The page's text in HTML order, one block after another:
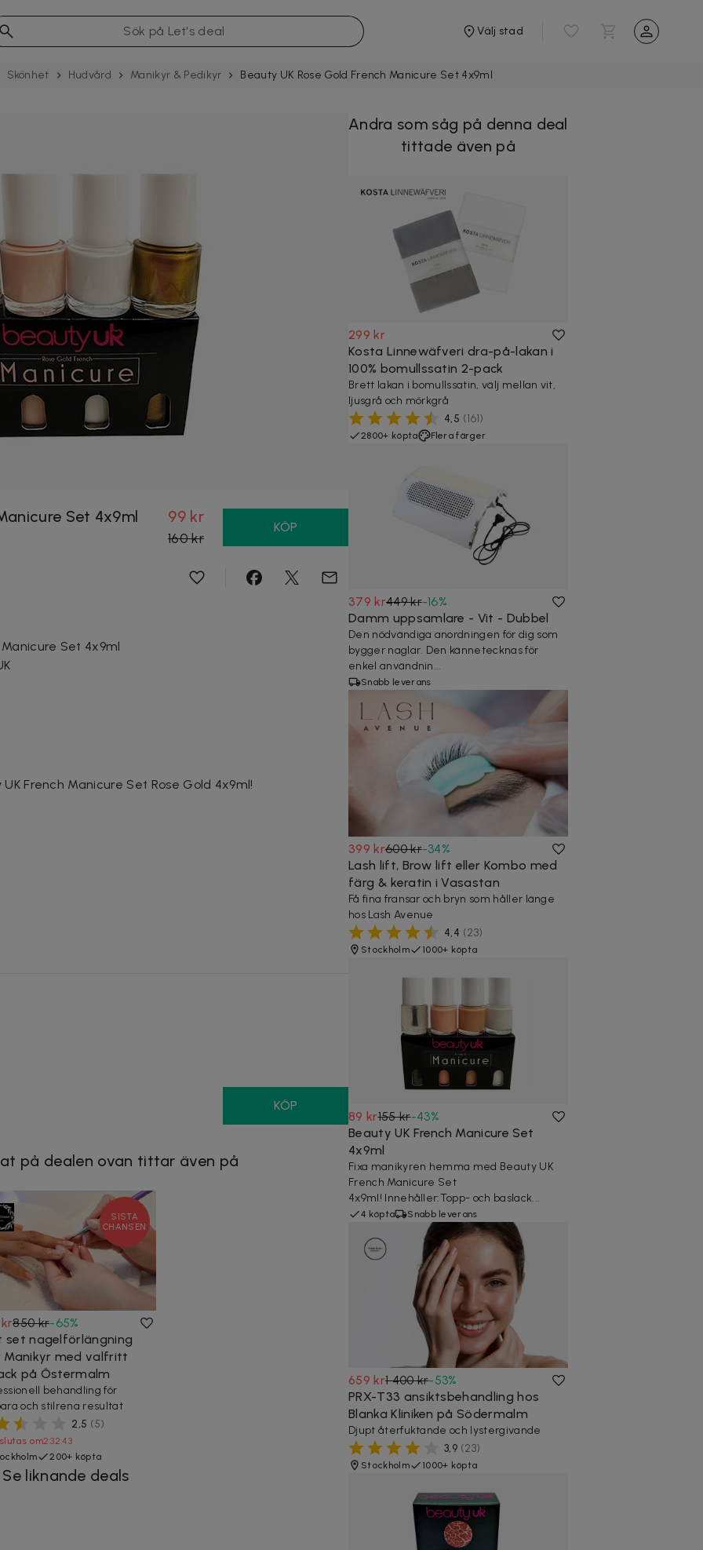
Välj stad
Skönhet Hudvård Manikyr & Pedikyr Beauty UK Rose Gold French Manicure Set 4x9ml
Set 4x9ml 99 kr
160 kr
KÖP
Manicure Set 4x9ml
French Manicure Set Rose Gold 4x9ml!
KÖP
på dealen ovan tittar även på
SISTA
CHANSEN
850 kr-65%
set nagelförlängning
Manikyr med valfritt
på Östermalm
behandling för
och stilrena resultat
2,5 (5)
om2:32:42
200+ köpta
Se liknande deals
Andra som såg på denna deal
tittade även på
299 kr
Kosta Linnewäfveri dra-på-lakan i
100% bomullssatin 2-pack
Brett lakan i bomullssatin, välj mellan vit,
ljusgrå och mörkgrå
4,5 (161)
2800+ köpta Flera färger
379 kr449 kr-16%
Damm uppsamlare - Vit - Dubbel
Den nödvändiga anordningen för dig som
bygger naglar. Den kännetecknas för
enkel användnin...
Snabb leverans
399 kr600 kr-34%
Lash lift, Brow lift eller Kombo med
färg & keratin i Vasastan
Få fina fransar och bryn som håller länge
hos Lash Avenue
4,4 (23)
Stockholm 1000+ köpta
89 kr155 kr-43%
Beauty UK French Manicure Set
4x9ml
Fixa manikyren hemma med Beauty UK
French Manicure Set
4x9ml! Innehåller:Topp- och baslack...
4 köpta Snabb leverans
659 kr1 400 kr-53%
PRX-T33 ansiktsbehandling hos
Blanka Kliniken på Södermalm
Djupt återfuktande och lystergivande
3,9 (23)
Stockholm 1000+ köpta